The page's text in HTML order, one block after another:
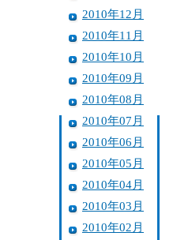
2010年12月
2010年11月
2010年10月
2010年09月
2010年08月
2010年07月
2010年06月
2010年05月
2010年04月
2010年03月
2010年02月